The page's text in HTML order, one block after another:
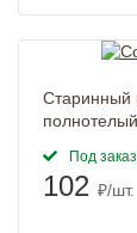
Старинный
полнотелый
Под заказ
102 ₽/шт.